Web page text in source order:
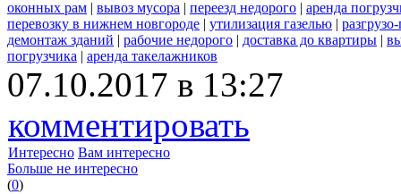
оконных рам | вывоз мусора | переезд недорого | аренда
перевозку в нижнем новгороде | утилизация газелью |
демонтаж зданий | рабочие недорого | доставка до квартиры |
погрузчика | аренда такелажников
07.10.2017 в 13:27
комментировать
Интересно Вам интересно
Больше не интересно
(0)